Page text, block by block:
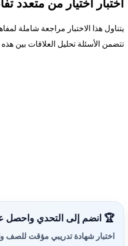
اختبار اختيار من
يتناول هذا الاختبار مراجعة شاملة
تتضمن الأسئلة تحليل العلاقات بين
🏆 انضم إلى التحدي واحصل
اختبار شهادة تدريبي مؤقت للصف